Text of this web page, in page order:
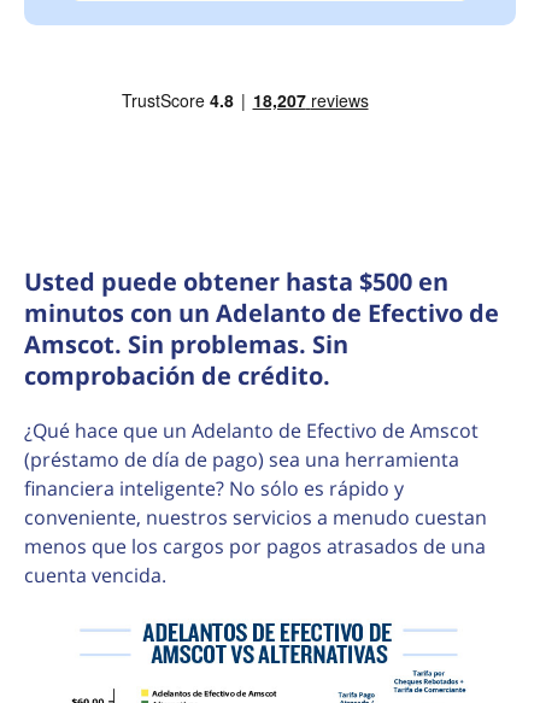
Usted puede obtener hasta $500 en
minutos con un Adelanto de Efectivo de
Amscot. Sin problemas. Sin
comprobación de crédito.
¿Qué hace que un Adelanto de Efectivo de Amscot
(préstamo de día de pago) sea una herramienta
financiera inteligente? No sólo es rápido y
conveniente, nuestros servicios a menudo cuestan
menos que los cargos por pagos atrasados de una
cuenta vencida.